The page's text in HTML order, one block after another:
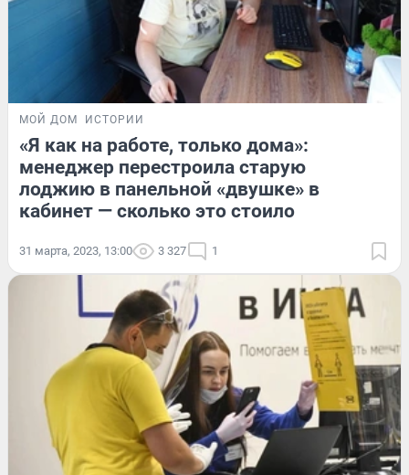
МОЙ ДОМ ИСТОРИИ
«Я как на работе, только дома»:
менеджер перестроила старую
лоджию в панельной «двушке» в
кабинет — сколько это стоило
31 марта, 2023, 13:00 3 327 1